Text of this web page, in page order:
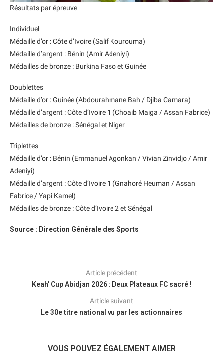
Résultats par épreuve
Individuel
Médaille d’or : Côte d’Ivoire (Salif Kourouma)
Médaille d’argent : Bénin (Amir Adeniyi)
Médailles de bronze : Burkina Faso et Guinée
Doublettes
Médaille d’or : Guinée (Abdourahmane Bah / Djiba Camara)
Médaille d’argent : Côte d’Ivoire 1 (Choaib Maiga / Assan Fabrice)
Médailles de bronze : Sénégal et Niger
Triplettes
Médaille d’or : Bénin (Emmanuel Agonkan / Vivian Zinvidjo / Amir
Adeniyi)
Médaille d’argent : Côte d’Ivoire 1 (Gnahoré Heuman / Assan
Fabrice / Yapi Kamel)
Médailles de bronze : Côte d’Ivoire 2 et Sénégal
Source : Direction Générale des Sports
Article précédent
Keah’ Cup Abidjan 2026 : Deux Plateaux FC sacré !
Article suivant
Le 30e titre national vu par les actionnaires
VOUS POUVEZ ÉGALEMENT AIMER